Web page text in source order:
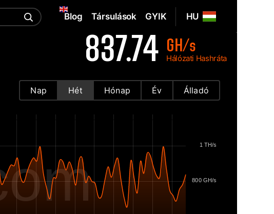
HU
Blog Társulások GYIK
837.74 GH/s
Hálózati Hashráta
Nap Hét Hónap Év Álladó
800 GH/s
1 TH/s